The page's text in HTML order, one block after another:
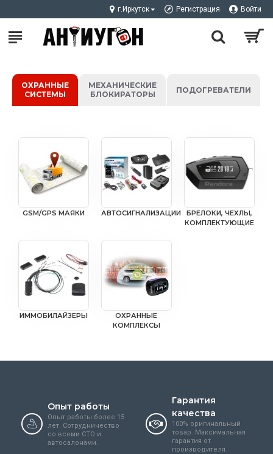
г.Иркутск Регистрация Войти
ОХРАННЫЕ
СИСТЕМЫ
МЕХАНИЧЕСКИЕ
БЛОКИРАТОРЫ
ПОДОГРЕВАТЕЛИ
GSM/GPS МАЯКИ АВТОСИГНАЛИЗАЦИИ
БРЕЛОКИ, ЧЕХЛЫ,
КОМПЛЕКТУЮЩИЕ
ИММОБИЛАЙЗЕРЫ
ОХРАННЫЕ
КОМПЛЕКСЫ
Опыт работы
Опыт работы более 15
лет. Сотрудничество
со всеми СТО и
автосалонами.
Гарантия
качества
100% оригинальный
товар. Максимальная
гарантия от
производителя.